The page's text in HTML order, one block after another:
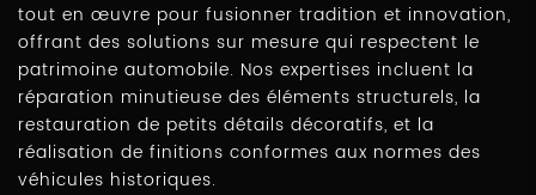
tout en œuvre pour fusionner tradition et innovation,
offrant des solutions sur mesure qui respectent le
patrimoine automobile. Nos expertises incluent la
réparation minutieuse des éléments structurels, la
restauration de petits détails décoratifs, et la
réalisation de finitions conformes aux normes des
véhicules historiques.